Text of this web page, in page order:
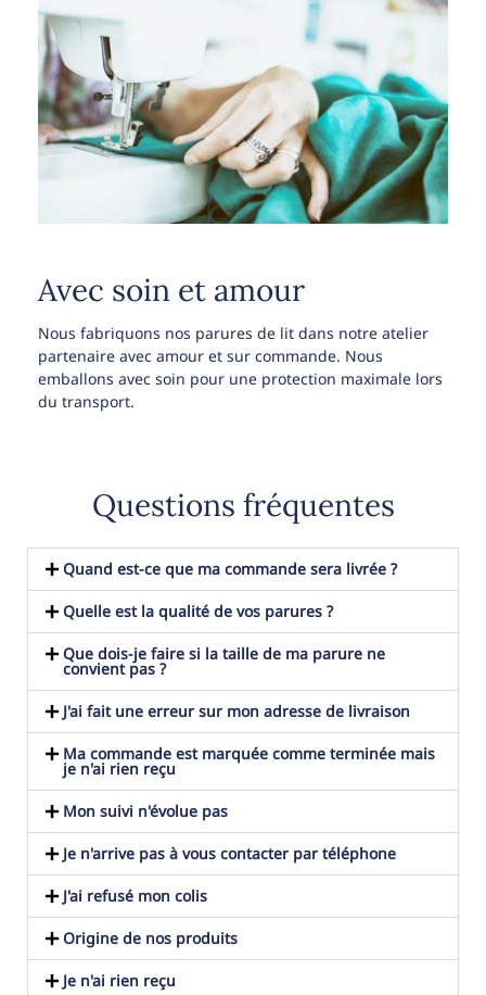
Avec soin et amour
Nous fabriquons nos parures de lit dans notre atelier
partenaire avec amour et sur commande. Nous
emballons avec soin pour une protection maximale lors
du transport.
Questions fréquentes
Quand est-ce que ma commande sera livrée ?
Quelle est la qualité de vos parures ?
Que dois-je faire si la taille de ma parure ne
convient pas ?
J'ai fait une erreur sur mon adresse de livraison
Ma commande est marquée comme terminée mais
je n'ai rien reçu
Mon suivi n'évolue pas
Je n'arrive pas à vous contacter par téléphone
J'ai refusé mon colis
Origine de nos produits
Je n'ai rien reçu